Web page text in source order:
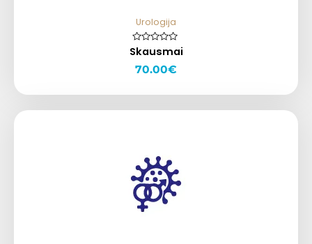
Urologija
Įvertinimas:
0
iš
5
Skausmai
70.00€